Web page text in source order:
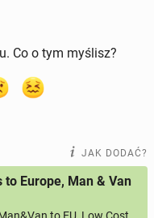
Co o tym myślisz?
JAK DODAĆ?
to Europe, Man & Van